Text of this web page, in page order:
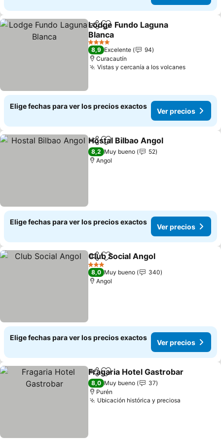
CompartirAgregar a favoritos
Lodge Fundo Laguna
Blanca
4 Estrellas
8,9 Excelente
94
Curacautín
Vistas y cercanía a los volcanes
Elige fechas para ver los precios exactos
Ver precios
CompartirAgregar a favoritos
Hostal Bilbao Angol
8,2 Muy bueno
52
Angol
Elige fechas para ver los precios exactos
Ver precios
CompartirAgregar a favoritos
Club Social Angol
3 Estrellas
8,0 Muy bueno
340
Angol
Elige fechas para ver los precios exactos
Ver precios
CompartirAgregar a favoritos
Fragaria Hotel Gastrobar
8,0 Muy bueno
37
Purén
Ubicación histórica y preciosa